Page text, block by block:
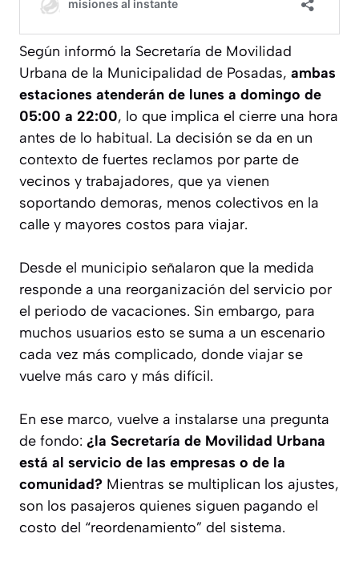
Según informó la Secretaría de Movilidad
Urbana de la Municipalidad de Posadas, ambas
estaciones atenderán de lunes a domingo de
05:00 a 22:00, lo que implica el cierre una hora
antes de lo habitual. La decisión se da en un
contexto de fuertes reclamos por parte de
vecinos y trabajadores, que ya vienen
soportando demoras, menos colectivos en la
calle y mayores costos para viajar.
Desde el municipio señalaron que la medida
responde a una reorganización del servicio por
el periodo de vacaciones. Sin embargo, para
muchos usuarios esto se suma a un escenario
cada vez más complicado, donde viajar se
vuelve más caro y más difícil.
En ese marco, vuelve a instalarse una pregunta
de fondo: ¿la Secretaría de Movilidad Urbana
está al servicio de las empresas o de la
comunidad? Mientras se multiplican los ajustes,
son los pasajeros quienes siguen pagando el
costo del “reordenamiento” del sistema.